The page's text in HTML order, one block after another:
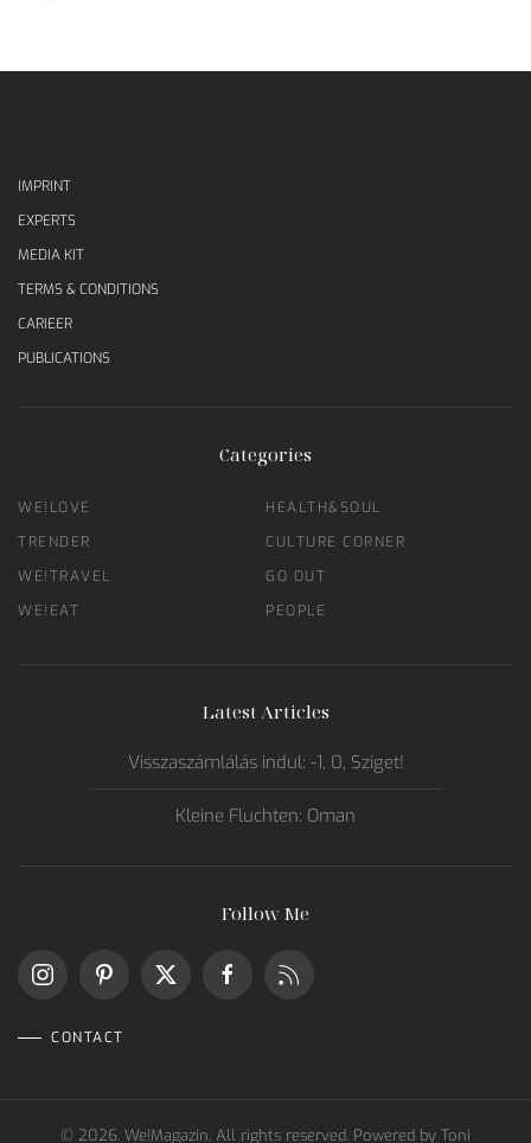
IMPRINT
EXPERTS
MEDIA KIT
TERMS & CONDITIONS
CARIEER
PUBLICATIONS
Categories
WE!LOVE
TRENDER
WE!TRAVEL
WE!EAT
HEALTH&SOUL
CULTURE CORNER
GO OUT
PEOPLE
Latest Articles
Visszaszámlálás indul: -1, 0, Sziget!
Kleine Fluchten: Oman
Follow Me
CONTACT
© 2026. We!Magazin. All rights reserved. Powered by Toni